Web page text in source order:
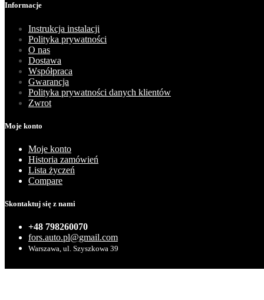
Informacje
Instrukcja instalacji
Polityka prywatności
O nas
Dostawa
Współpraca
Gwarancja
Polityka prywatności danych klientów
Zwrot
Moje konto
Moje konto
Historia zamówień
Lista życzeń
Compare
Skontaktuj się z nami
+48 798260070
fors.auto.pl@gmail.com
Warszawa, ul. Szyszkowa 39